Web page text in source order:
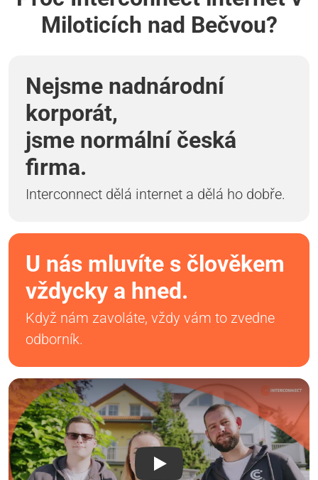
Miloticích nad Bečvou?
Nejsme nadnárodní
korporát,
jsme normální česká
firma.
Interconnect dělá internet a dělá ho dobře.
U nás mluvíte s člověkem
vždycky a hned.
Když nám zavoláte, vždy vám to zvedne
odborník.